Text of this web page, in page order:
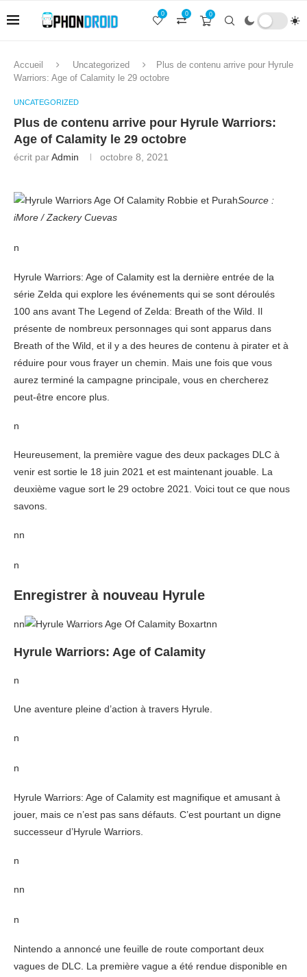
0
0
0
Accueil Uncategorized
Plus de contenu arrive pour Hyrule
Warriors: Age of Calamity le 29 octobre
UNCATEGORIZED
Plus de contenu arrive pour Hyrule Warriors:
Age of Calamity le 29 octobre
écrit parAdmin octobre 8, 2021
Source :
iMore / Zackery Cuevas
n
Hyrule Warriors: Age of Calamity est la dernière entrée de la
série Zelda qui explore les événements qui se sont déroulés
100 ans avant The Legend of Zelda: Breath of the Wild. Il
présente de nombreux personnages qui sont apparus dans
Breath of the Wild, et il y a des heures de contenu à pirater et à
réduire pour vous frayer un chemin. Mais une fois que vous
aurez terminé la campagne principale, vous en chercherez
peut-être encore plus.
n
Heureusement, la première vague des deux packages DLC à
venir est sortie le 18 juin 2021 et est maintenant jouable. La
deuxième vague sort le 29 octobre 2021. Voici tout ce que nous
savons.
nn
n
Enregistrer à nouveau Hyrule
nn nn
Hyrule Warriors: Age of Calamity
n
Une aventure pleine d’action à travers Hyrule.
n
n
Hyrule Warriors: Age of Calamity est magnifique et amusant à
jouer, mais ce n’est pas sans défauts. C’est pourtant un digne
successeur d’Hyrule Warriors.
n
nn
n
Nintendo a annoncé une feuille de route comportant deux
vagues de DLC. La première vague a été rendue disponible en